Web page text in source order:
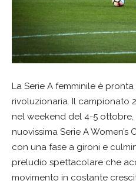
La Serie A femminile è
rivoluzionaria. Il campionato
nel weekend del 4-5
nuovissima Serie A
con una fase a gironi e
preludio spettacolare che
movimento in costante